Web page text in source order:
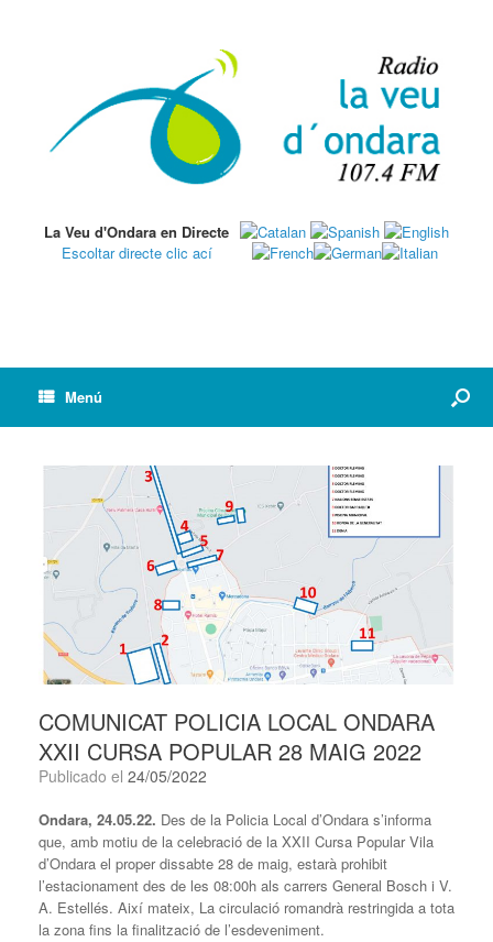
La Veu d'Ondara en Directe
Escoltar directe clic ací
Menú
COMUNICAT POLICIA LOCAL ONDARA
XXII CURSA POPULAR 28 MAIG 2022
Publicado el 24/05/2022
Ondara, 24.05.22. Des de la Policia Local d’Ondara s’informa
que, amb motiu de la celebració de la XXII Cursa Popular Vila
d’Ondara el proper dissabte 28 de maig, estarà prohibit
l’estacionament des de les 08:00h als carrers General Bosch i V.
A. Estellés. Així mateix, La circulació romandrà restringida a tota
la zona fins la finalització de l’esdeveniment.